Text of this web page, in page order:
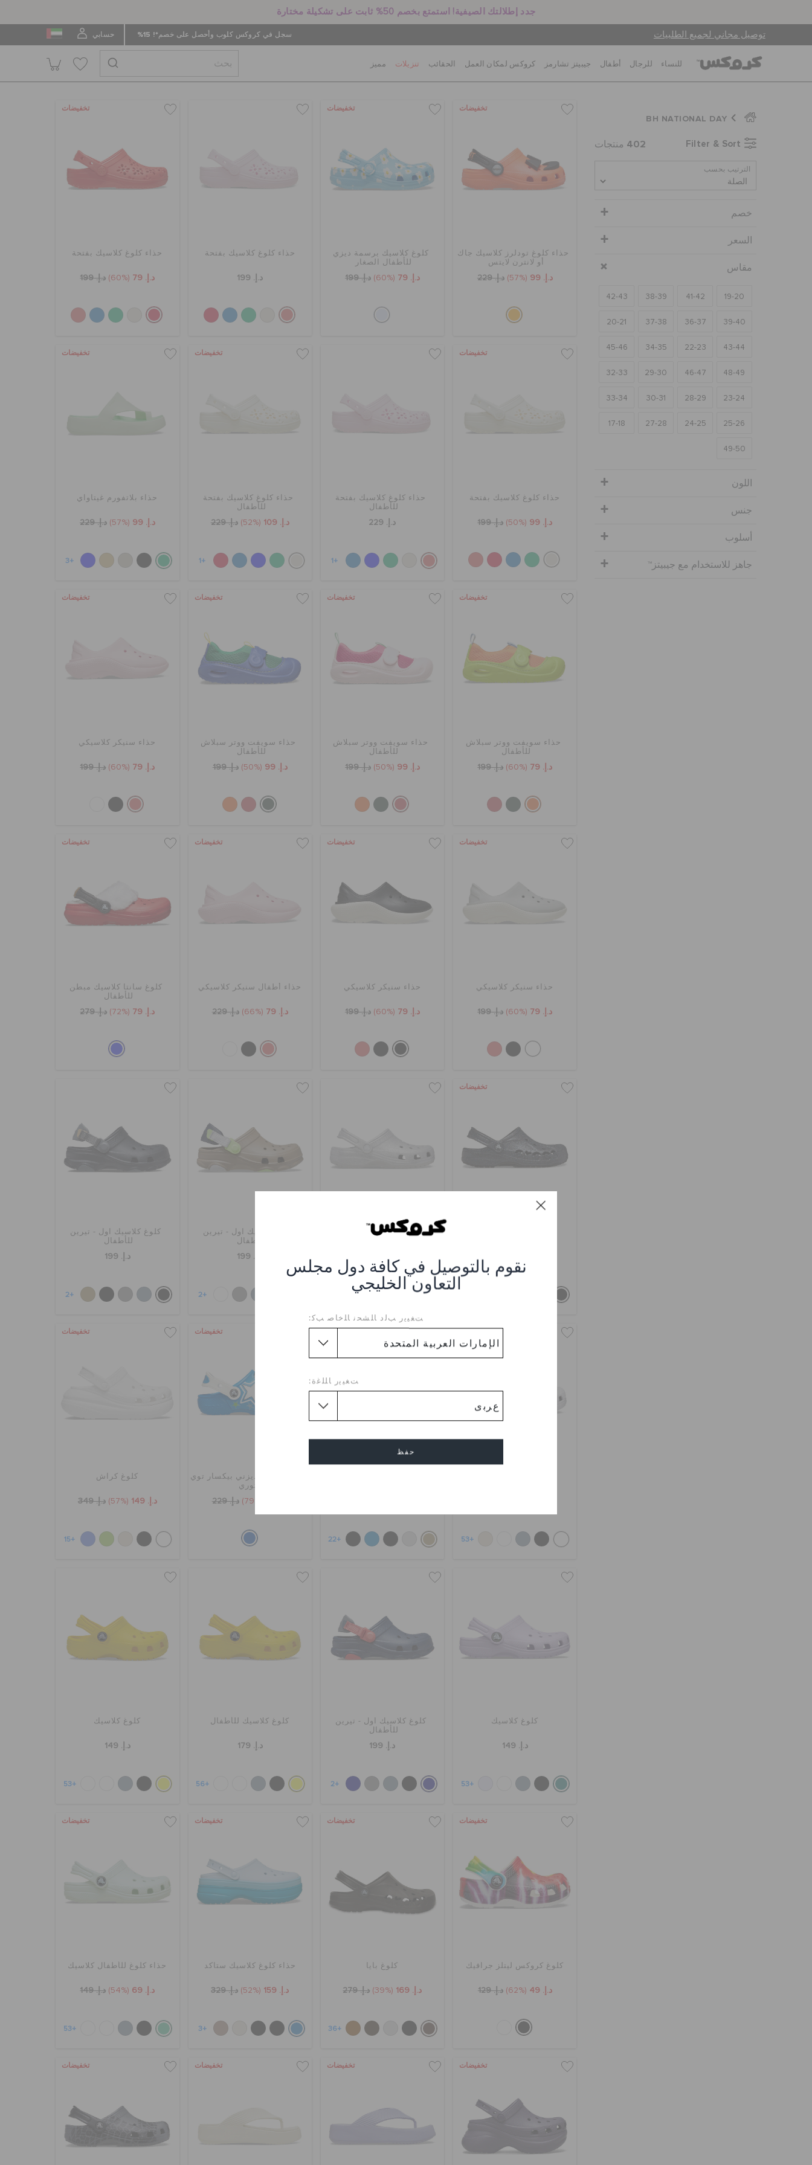
جدد إطلالتك الصيفية! استمتع بخصم 50% ثابت على تشكيلة مختارة
توصيل مجاني لجميع الطلبيات سجل في كروكس كلوب وأحصل على خصم*! 15% حسابي
نقوم بالتوصيل في كافة دول مجلس
التعاون الخليجي
ﺖﻐﻴﻳﺭ ﺐﻟﺩ ﺎﻠﺸﺤﻧ ﺎﻠﺧﺎﺻ ﺐﻛ:
ﺖﻐﻴﻳﺭ ﺎﻠﻠﻏﺓ:
حفظ
للنساء للرجال أطفال جيبيتز تشارمز كروكس لمكان العمل الحقائب تنزيلات مميز
BH NATIONAL DAY
Filter & Sort
402 منتجات
الترتيب بحسب
خصم
السعر
مقاس
19-20
41-42
38-39
42-43
39-40
36-37
37-38
20-21
43-44
22-23
34-35
45-46
48-49
46-47
29-30
32-33
23-24
28-29
30-31
33-34
25-26
24-25
27-28
17-18
49-50
اللون
جنس
أسلوب
جاهز للاستخدام مع جيبيتز™
تخفيضات
حذاء كلوغ تودلرز كلاسيك جاك
أو لانترن لايتس
د.إ. 99 (57%) د.إ. 229
تخفيضات
كلوغ كلاسيك برسمة ديزي
للأطفال الصغار
د.إ. 79 (60%) د.إ. 199
حذاء كلوغ كلاسيك بفتحة
د.إ. 199
تخفيضات
حذاء كلوغ كلاسيك بفتحة
د.إ. 79 (60%) د.إ. 199
تخفيضات
حذاء كلوغ كلاسيك بفتحة
د.إ. 99 (50%) د.إ. 199
حذاء كلوغ كلاسيك بفتحة
للأطفال
د.إ. 229
+1
تخفيضات
حذاء كلوغ كلاسيك بفتحة
للأطفال
د.إ. 109 (52%) د.إ. 229
+1
تخفيضات
حذاء بلاتفورم غيتاواي
د.إ. 99 (57%) د.إ. 229
+3
تخفيضات
حذاء سويفت ووتر سبلاش
للأطفال
د.إ. 79 (60%) د.إ. 199
تخفيضات
حذاء سويفت ووتر سبلاش
للأطفال
د.إ. 99 (50%) د.إ. 199
تخفيضات
حذاء سويفت ووتر سبلاش
للأطفال
د.إ. 99 (50%) د.إ. 199
تخفيضات
حذاء سنيكر كلاسيكي
د.إ. 79 (60%) د.إ. 199
تخفيضات
حذاء سنيكر كلاسيكي
د.إ. 79 (60%) د.إ. 199
تخفيضات
حذاء سنيكر كلاسيكي
د.إ. 79 (60%) د.إ. 199
تخفيضات
حذاء أطفال سنيكر كلاسيكي
د.إ. 79 (66%) د.إ. 229
تخفيضات
كلوغ سانتا كلاسيك مبطن
للأطفال
د.إ. 79 (72%) د.إ. 279
تخفيضات
كلوغ كلاسيك جليتر
كلوغ كلاسيك اول - تيرين
للأطفال
د.إ. 199
+2
كلوغ كلاسيك اول - تيرين
للأطفال
د.إ. 199
+2
+53
+22
تخفيضات
كلوغ فن لاب ديزني بيكسار توي
ستوري
د.إ. 229
تخفيضات
كلوغ كراش
د.إ. 149 (57%) د.إ. 349
+15
كلوغ كلاسيك
د.إ. 149
+53
كلوغ كلاسيك اول - تيرين
للأطفال
د.إ. 199
+2
كلوغ كلاسيك للأطفال
د.إ. 179
+56
كلوغ كلاسيك
د.إ. 149
+53
تخفيضات
كلوغ كروكس ليتلز جرافيك
د.إ. 49 (62%) د.إ. 129
تخفيضات
كلوغ بايا
د.إ. 169 (39%) د.إ. 279
+36
تخفيضات
حذاء كلوغ كلاسيك ستاكد
د.إ. 159 (52%) د.إ. 329
+3
تخفيضات
حذاء كلوغ للأطفال كلاسيك
د.إ. 69 (54%) د.إ. 149
+53
تخفيضات تخفيضات تخفيضات تخفيضات